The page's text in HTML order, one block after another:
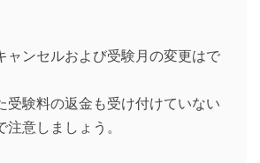
ャンセルおよび受験月の変更はで
受験料の返金も受け付けていない
意しましょう。